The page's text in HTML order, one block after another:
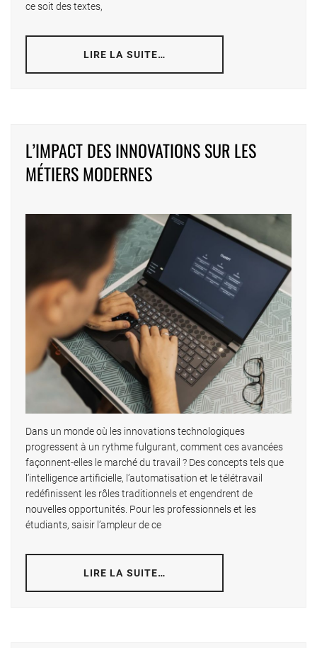
ce soit des textes,
LIRE LA SUITE…
L’IMPACT DES INNOVATIONS SUR LES
MÉTIERS MODERNES
Dans un monde où les innovations technologiques
progressent à un rythme fulgurant, comment ces avancées
façonnent-elles le marché du travail ? Des concepts tels que
l’intelligence artificielle, l’automatisation et le télétravail
redéfinissent les rôles traditionnels et engendrent de
nouvelles opportunités. Pour les professionnels et les
étudiants, saisir l’ampleur de ce
LIRE LA SUITE…